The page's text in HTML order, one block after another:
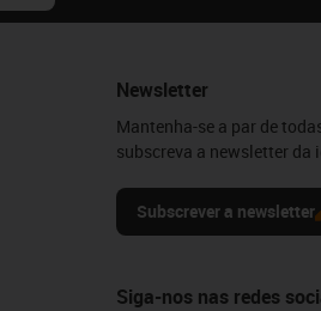
Newsletter
Mantenha-se a par de
subscreva a newsletter da
Subscrever a newsletter
Siga-nos nas redes